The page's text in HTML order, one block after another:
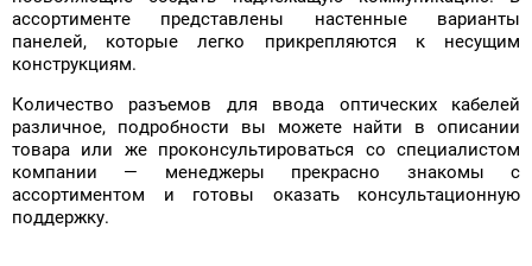
ассортименте представлены настенные варианты
панелей, которые легко прикрепляются к несущим
конструкциям.
Количество разъемов для ввода оптических кабелей
различное, подробности вы можете найти в описании
товара или же проконсультироваться со специалистом
компании — менеджеры прекрасно знакомы с
ассортиментом и готовы оказать консультационную
поддержку.